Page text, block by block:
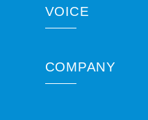
VOICE
COMPANY